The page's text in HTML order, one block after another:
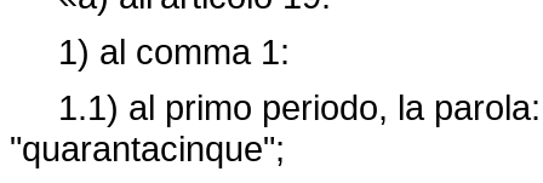
1) al comma 1:
1.1) al primo periodo, la
"quarantacinque";